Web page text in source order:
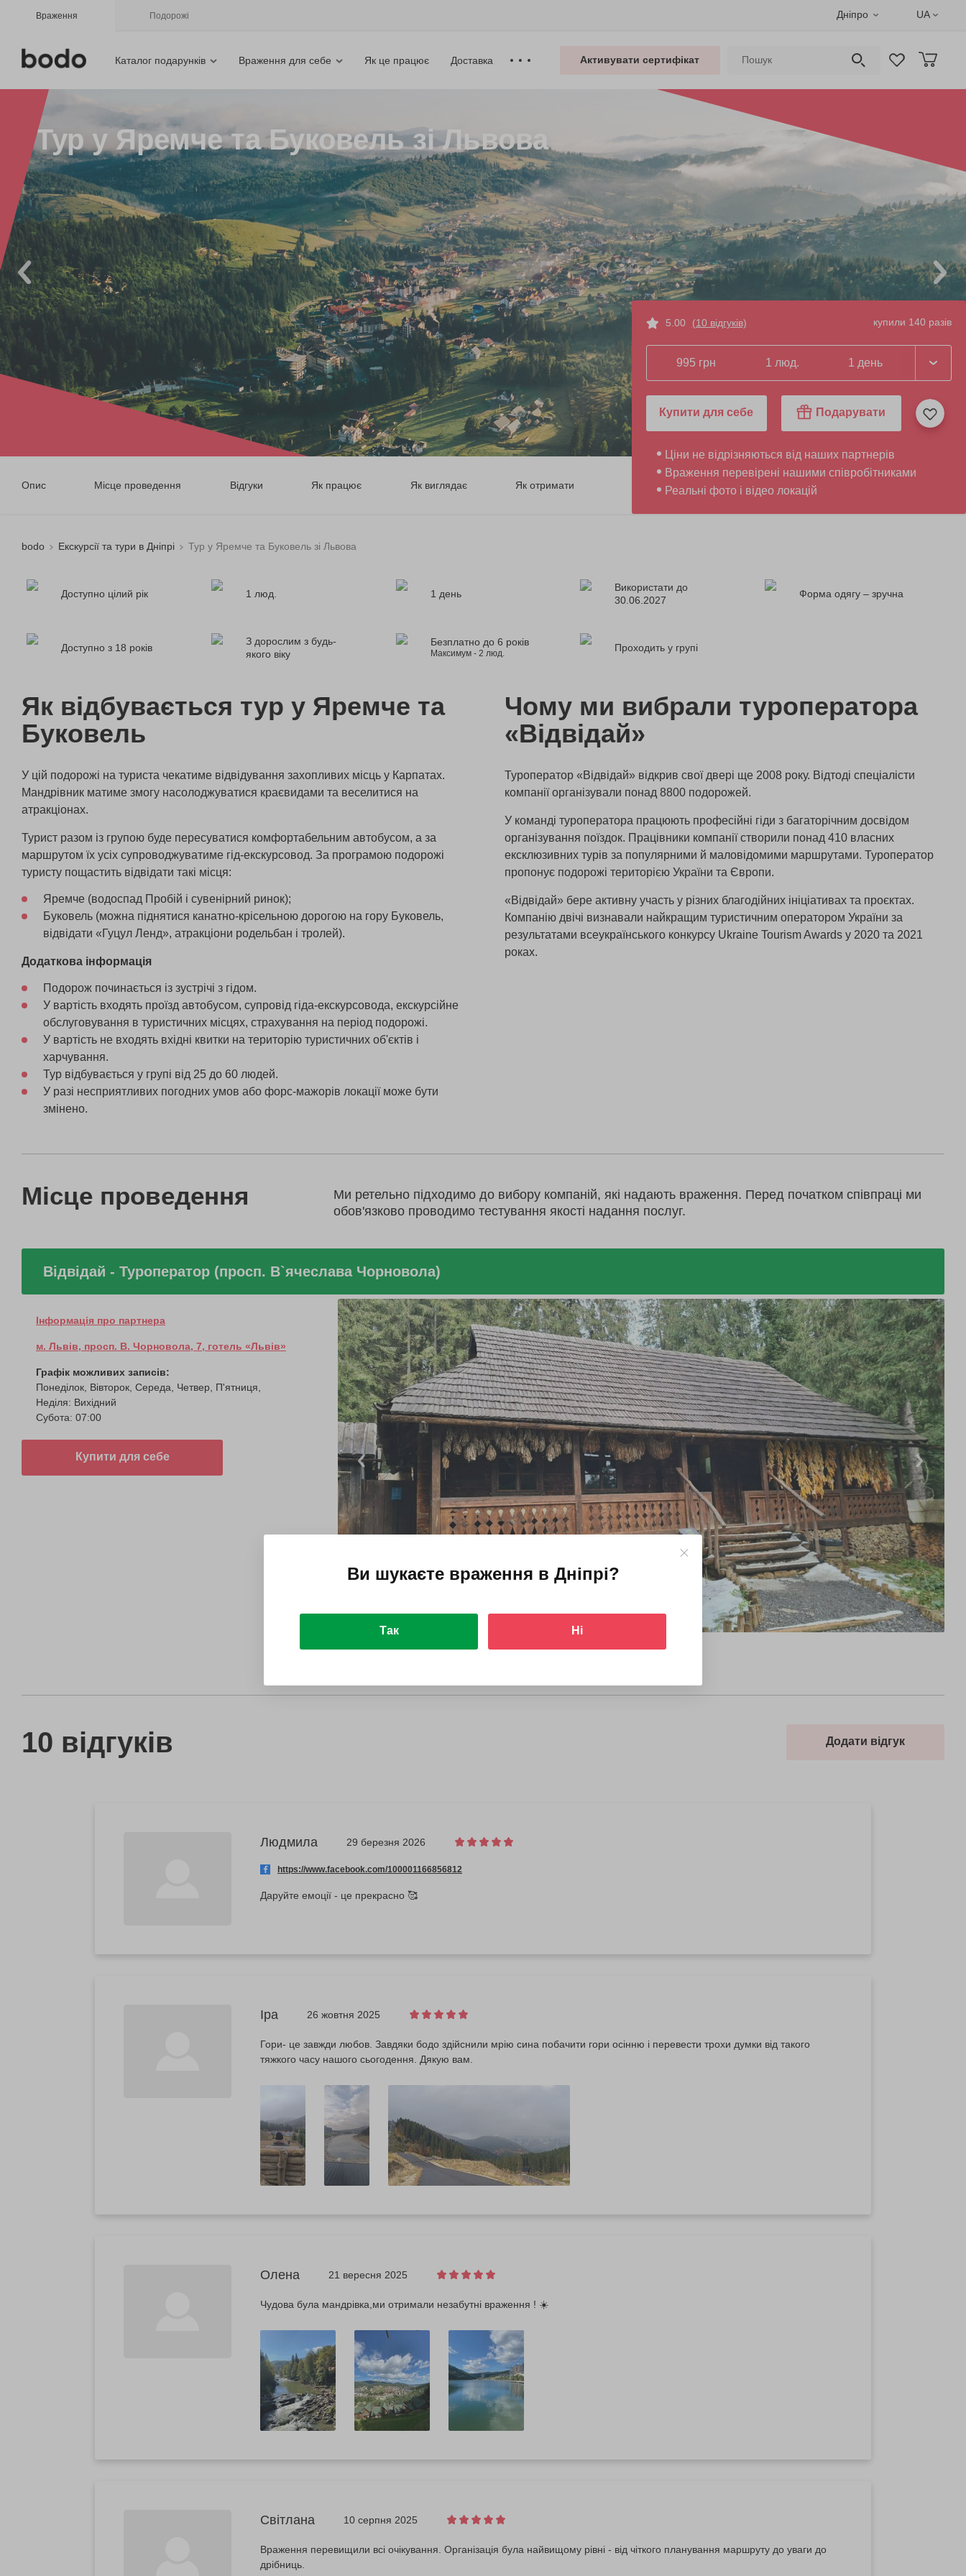
Враження Подорожі Дніпро UA
Каталог подарунків Враження для себе Як це працює Доставка Активувати сертифікат
Тур у Яремче та Буковель зі Львова
Опис Місце проведення Відгуки Як працює Як виглядає Як отримати
5.00 (10 відгуків) купили 140 разів
995 грн 1 люд. 1 день
Купити для себе Подарувати
Ціни не відрізняються від наших партнерів
Враження перевірені нашими співробітниками
Реальні фото і відео локацій
bodo Екскурсії та тури в Дніпрі Тур у Яремче та Буковель зі Львова
Доступно цілий рік 1 люд. 1 день
Використати до
30.06.2027
Форма одягу – зручна
Доступно з 18 років
З дорослим з будь-
якого віку
Безплатно до 6 років
Максимум - 2 люд.
Проходить у групі
Як відбувається тур у Яремче та
Буковель
У цій подорожі на туриста чекатиме відвідування захопливих місць у Карпатах.
Мандрівник матиме змогу насолоджуватися краєвидами та веселитися на
атракціонах.
Турист разом із групою буде пересуватися комфортабельним автобусом, а за
маршрутом їх усіх супроводжуватиме гід-екскурсовод. За програмою подорожі
туристу пощастить відвідати такі місця:
Яремче (водоспад Пробій і сувенірний ринок);
Буковель (можна піднятися канатно-крісельною дорогою на гору Буковель,
відвідати «Гуцул Ленд», атракціони родельбан і тролей).
Додаткова інформація
Подорож починається із зустрічі з гідом.
У вартість входять проїзд автобусом, супровід гіда-екскурсовода, екскурсійне
обслуговування в туристичних місцях, страхування на період подорожі.
У вартість не входять вхідні квитки на територію туристичних об'єктів і
харчування.
Тур відбувається у групі від 25 до 60 людей.
У разі несприятливих погодних умов або форс-мажорів локації може бути
змінено.
Чому ми вибрали туроператора
«Відвідай»
Туроператор «Відвідай» відкрив свої двері ще 2008 року. Відтоді спеціалісти
компанії організували понад 8800 подорожей.
У команді туроператора працюють професійні гіди з багаторічним досвідом
організування поїздок. Працівники компанії створили понад 410 власних
ексклюзивних турів за популярними й маловідомими маршрутами. Туроператор
пропонує подорожі територією України та Європи.
«Відвідай» бере активну участь у різних благодійних ініціативах та проєктах.
Компанію двічі визнавали найкращим туристичним оператором України за
результатами всеукраїнського конкурсу Ukraine Tourism Awards у 2020 та 2021
роках.
Місце проведення
Ми ретельно підходимо до вибору компаній, які надають враження. Перед початком співпраці ми
обов'язково проводимо тестування якості надання послуг.
Відвідай - Туроператор (просп. В`ячеслава Чорновола)
Інформація про партнера
м. Львів, просп. В. Чорновола, 7, готель «Львів»
Графік можливих записів:
Понеділок, Вівторок, Середа, Четвер, П'ятниця,
Неділя: Вихідний
Субота: 07:00
Купити для себе
10 відгуків Додати відгук
Людмила 29 березня 2026
https://www.facebook.com/100001166856812
Даруйте емоції - це прекрасно 🥰
Іра 26 жовтня 2025
Гори- це завжди любов. Завдяки бодо здійснили мрію сина побачити гори осінню і перевести трохи думки від такого
тяжкого часу нашого сьогодення. Дякую вам.
Олена 21 вересня 2025
Чудова була мандрівка,ми отримали незабутні враження ! ☀️
Світлана 10 серпня 2025
Враження перевищили всі очікування. Організація була найвищому рівні - від чіткого планування маршруту до уваги до
дрібниць.
Ви шукаєте враження в Дніпрі?
Так Ні